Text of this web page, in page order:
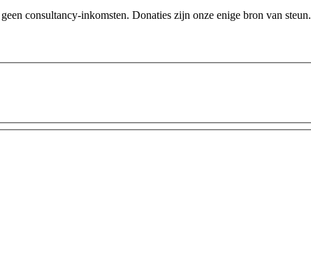
consultancy-inkomsten. Donaties zijn onze enige bron van steun.